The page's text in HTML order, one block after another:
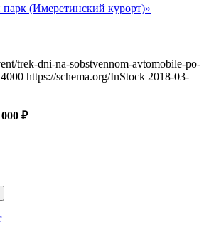
(Имеретинский курорт)»
trek-dni-na-sobstvennom-avtomobile-po-
4000 https://schema.org/InStock 2018-03-
₽